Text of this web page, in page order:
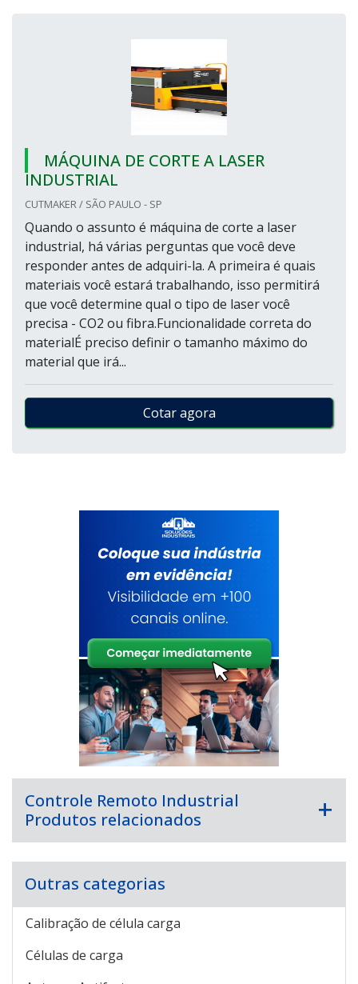
MÁQUINA DE CORTE A LASER
INDUSTRIAL
CUTMAKER / SÃO PAULO - SP
Quando o assunto é máquina de corte a laser
industrial, há várias perguntas que você deve
responder antes de adquiri-la. A primeira é quais
materiais você estará trabalhando, isso permitirá
que você determine qual o tipo de laser você
precisa - CO2 ou fibra.Funcionalidade correta do
materialÉ preciso definir o tamanho máximo do
material que irá...
Cotar agora
Controle Remoto Industrial
Produtos relacionados
Outras categorias
Calibração de célula carga
Células de carga